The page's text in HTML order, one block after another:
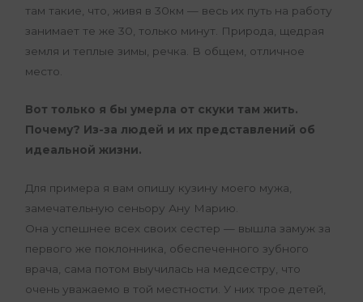
там такие, что, живя в 30км — весь их путь на работу
занимает те же 30, только минут. Природа, щедрая
земля и теплые зимы, речка. В общем, отличное
место.
Вот только я бы умерла от скуки там жить.
Почему? Из-за людей и их представлений об
идеальной жизни.
Для примера я вам опишу кузину моего мужа,
замечательную сеньору Ану Марию.
Она успешнее всех своих сестер — вышла замуж за
первого же поклонника, обеспеченного зубного
врача, сама потом выучилась на медсестру, что
очень уважаемо в той местности. У них трое детей,